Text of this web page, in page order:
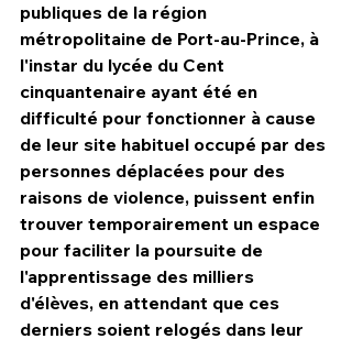
publiques de la région
métropolitaine de Port-au-Prince, à
l'instar du lycée du Cent
cinquantenaire ayant été en
difficulté pour fonctionner à cause
de leur site habituel occupé par des
personnes déplacées pour des
raisons de violence, puissent enfin
trouver temporairement un espace
pour faciliter la poursuite de
l'apprentissage des milliers
d'élèves, en attendant que ces
derniers soient relogés dans leur